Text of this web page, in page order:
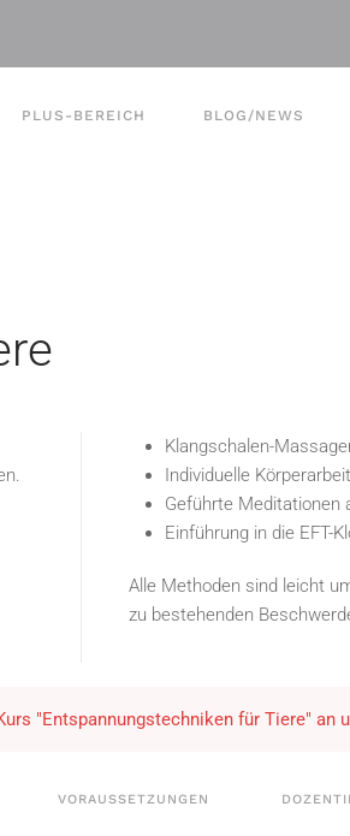
PLUS-BEREICH BLOG/NEWS
Klangschalen-
Individuelle
Geführte Meditationen
Einführung in die EFT-
Alle Methoden sind leicht
zu bestehenden
"Entspannungstechniken für Tiere" an
VORAUSSETZUNGEN